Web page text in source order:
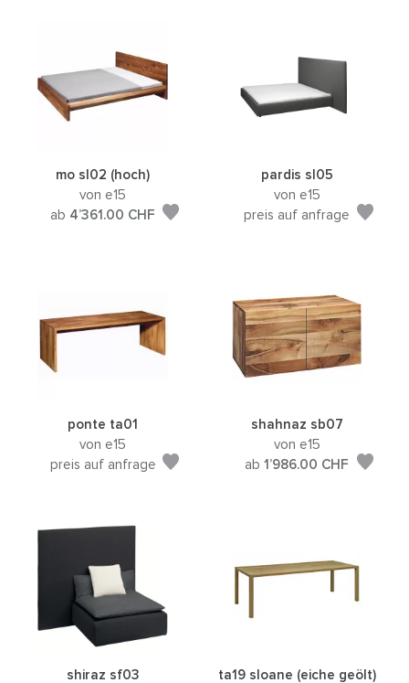
mo sl02 (hoch)
von e15
ab 4’361.00 CHF
pardis sl05
von e15
preis auf anfrage
ponte ta01
von e15
preis auf anfrage
shahnaz sb07
von e15
ab1’986.00 CHF
shiraz sf03
ta19 sloane (eiche geölt)